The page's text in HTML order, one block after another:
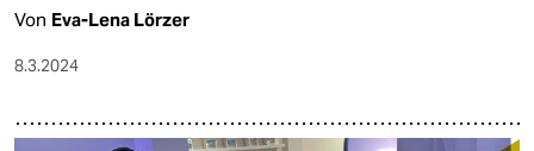
Von Eva-Lena Lörzer
8.3.2024